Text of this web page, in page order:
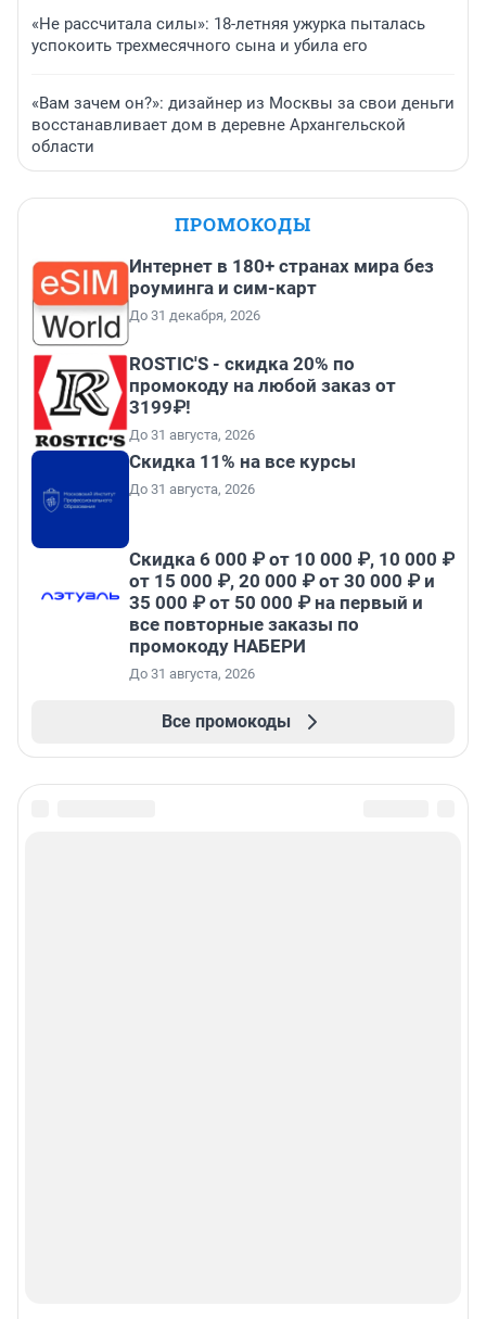
«Не рассчитала силы»: 18-летняя ужурка пыталась
успокоить трехмесячного сына и убила его
«Вам зачем он?»: дизайнер из Москвы за свои деньги
восстанавливает дом в деревне Архангельской
области
ПРОМОКОДЫ
Интернет в 180+ странах мира без
роуминга и сим-карт
До 31 декабря, 2026
ROSTIC'S - скидка 20% по
промокоду на любой заказ от
3199₽!
До 31 августа, 2026
Скидка 11% на все курсы
До 31 августа, 2026
Скидка 6 000 ₽ от 10 000 ₽, 10 000 ₽
от 15 000 ₽, 20 000 ₽ от 30 000 ₽ и
35 000 ₽ от 50 000 ₽ на первый и
все повторные заказы по
промокоду НАБЕРИ
До 31 августа, 2026
Все промокоды